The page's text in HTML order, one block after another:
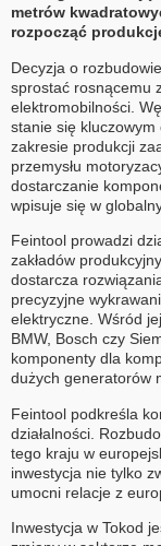
metrów
rozpocząć
Decyzja o
sprostać rosnącemu
elektromobilności.
stanie się
zakresie produkcji
przemysłu
dostarczanie
wpisuje się w
Feintool prowadzi
zakładów
dostarcza
precyzyjne
elektryczne. Wśród
BMW, Bosch czy
komponenty dla
dużych generatorów
Feintool podkreśla
działalności.
tego kraju w
inwestycja nie tylko
umocni relacje z
Inwestycja w Tokod